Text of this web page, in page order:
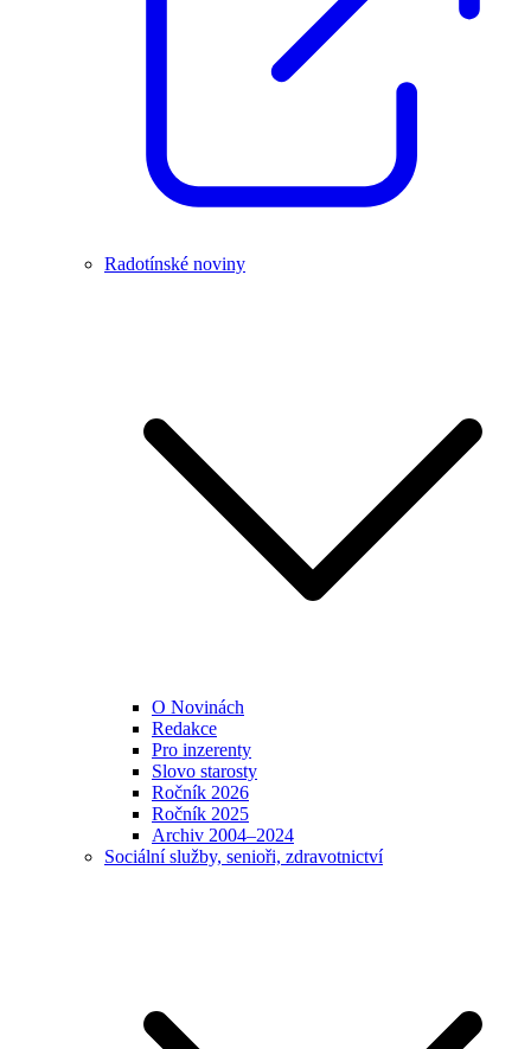
Radotínské noviny
O Novinách
Redakce
Pro inzerenty
Slovo starosty
Ročník 2026
Ročník 2025
Archiv 2004–2024
Sociální služby, senioři, zdravotnictví